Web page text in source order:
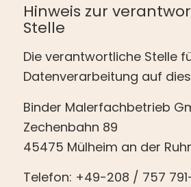
Hinweis zur
Stelle
Die verantwortliche Stelle
Datenverarbeitung auf
Binder Malerfachbetrieb
Zechenbahn 89
45475 Mülheim an der Ruhr
Telefon: +49-208 / 757